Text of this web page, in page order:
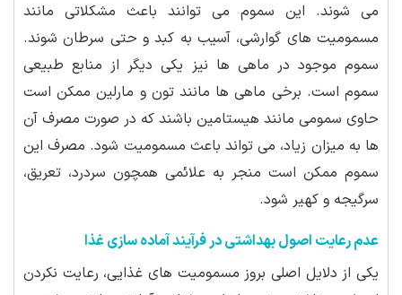
می شوند. این سموم می توانند باعث مشکلاتی مانند
مسمومیت های گوارشی، آسیب به کبد و حتی سرطان شوند.
سموم موجود در ماهی ها نیز یکی دیگر از منابع طبیعی
سموم است. برخی ماهی ها مانند تون و مارلین ممکن است
حاوی سمومی مانند هیستامین باشند که در صورت مصرف آن
ها به میزان زیاد، می تواند باعث مسمومیت شود. مصرف این
سموم ممکن است منجر به علائمی همچون سردرد، تعریق،
سرگیجه و کهیر شود.
عدم رعایت اصول بهداشتی در فرآیند آماده سازی غذا
یکی از دلایل اصلی بروز مسمومیت های غذایی، رعایت نکردن